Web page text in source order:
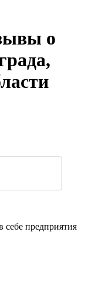
о
себе предприятия